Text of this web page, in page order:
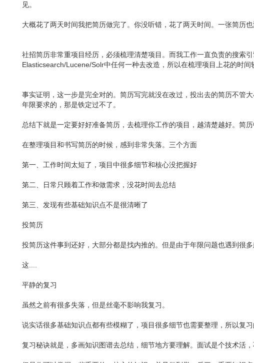
见。
大概花了两天时间我把简历做完了。你没听错，花了两天时间。一张简历
社招简历非常重项目经历，必须梳理清楚项目。而我工作一直负责的搜索
Elasticsearch/Lucene/Solr中任何一种去改造，所以在梳理项目上花的时间
事实证明，这一步是完全对的。简历写完就没在改过，投出去的简历不管
年限要求的，那是铁定过不了。
总结下就是一定要好好准备简历，去梳理你工作的项目，越清楚越好。简
在整理项目和书写简历的时候，感到非常失落。三个方面
第一、工作时间太短了，项目中很多细节和核心没把握好
第二、日常只顾着工作和做需求，没花时间去总结
第三、发现有些基础知识点不是很清晰了
投简历
投简历这件事到还好，大部分都是找内推的。但是由于年限问题也遇到很多
这....
平静的复习
虽然之前有很多失落，但是丝毫不影响我复习。
说实话很多基础知识点都有些模糊了，项目很多细节也需要整理，所以复习
复习秘诀就是，多画知识图谱去总结，细节地方要理解。面试是个技术活